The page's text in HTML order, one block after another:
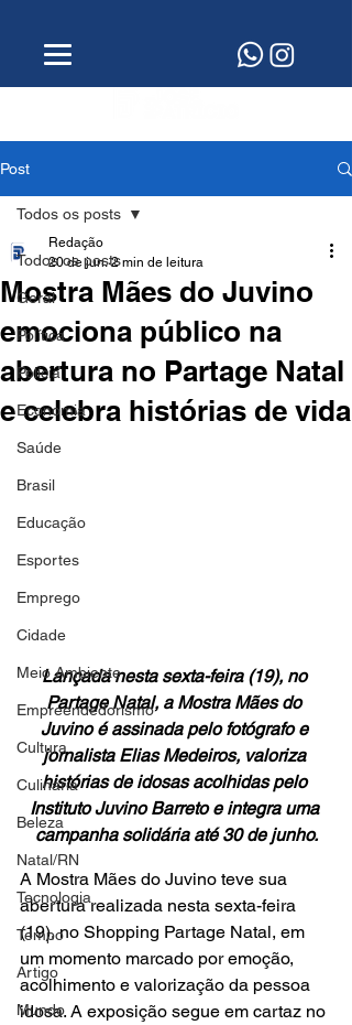
Post
Todos os posts
Geral
Política
Polícia
Economia
Saúde
Brasil
Educação
Esportes
Emprego
Cidade
Meio Ambiente
Empreendedorismo
Cultura
Culinária
Beleza
Natal/RN
Tecnologia
Tempo
Artigo
Mundo
Todos os posts
Mostra Mães do Juvino
emociona público na
abertura no Partage Natal
e celebra histórias de vida
Redação
20 de jun. 2 min de leitura
Lançada nesta sexta-feira (19), no
Partage Natal, a Mostra Mães do
Juvino é assinada pelo fotógrafo e
jornalista Elias Medeiros, valoriza
histórias de idosas acolhidas pelo
Instituto Juvino Barreto e integra uma
campanha solidária até 30 de junho.
A Mostra Mães do Juvino teve sua
abertura realizada nesta sexta-feira
(19), no Shopping Partage Natal, em
um momento marcado por emoção,
acolhimento e valorização da pessoa
idosa. A exposição segue em cartaz no